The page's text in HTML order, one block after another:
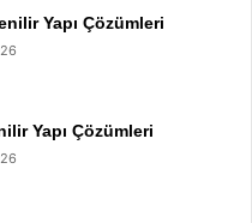
Yapı Çözümleri
Yapı Çözümleri